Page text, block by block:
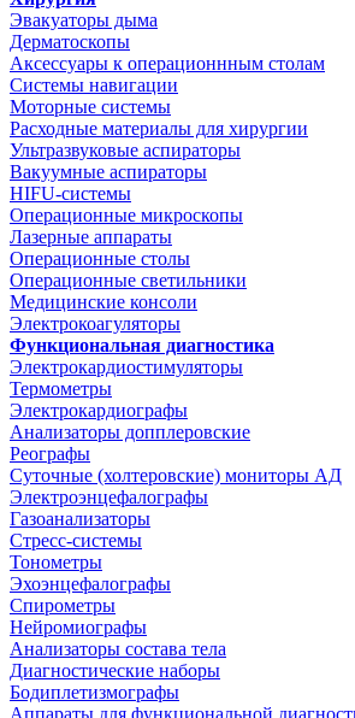
Эвакуаторы дыма
Дерматоскопы
Аксессуары к операционнным столам
Системы навигации
Моторные системы
Расходные материалы для хирургии
Ультразвуковые аспираторы
Вакуумные аспираторы
HIFU-системы
Операционные микроскопы
Лазерные аппараты
Операционные столы
Операционные светильники
Медицинские консоли
Электрокоагуляторы
Функциональная диагностика
Электрокардиостимуляторы
Термометры
Электрокардиографы
Анализаторы допплеровские
Реографы
Суточные (холтеровские) мониторы АД
Электроэнцефалографы
Газоанализаторы
Стресс-системы
Тонометры
Эхоэнцефалографы
Спирометры
Нейромиографы
Анализаторы состава тела
Диагностические наборы
Бодиплетизмографы
Аппараты для функциональной